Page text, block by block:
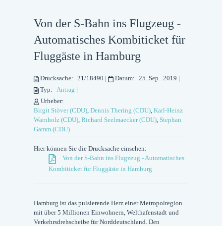
Von der S-Bahn ins Flugzeug -
Automatisches Kombiticket für
Fluggäste in Hamburg
Drucksache: 21/18490 | Datum: 25. Sep.. 2019 |
Typ: Antrag |
Urheber:
Birgit Stöver (CDU), Dennis Thering (CDU), Karl-Heinz
Warnholz (CDU), Richard Seelmaecker (CDU), Stephan
Gamm (CDU)
Hier können Sie die Drucksache einsehen:
Von der S-Bahn ins Flugzeug - Automatisches
Kombiticket für Fluggäste in Hamburg
Hamburg ist das pulsierende Herz einer Metropolregion
mit über 5 Millionen Einwohnern, Welthafenstadt und
Verkehrsdrehscheibe für Norddeutschland. Den